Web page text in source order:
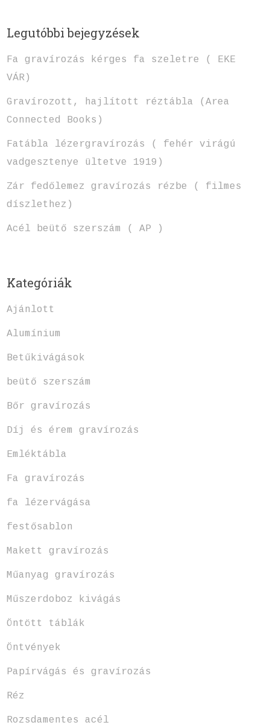
Legutóbbi bejegyzések
Fa gravírozás kérges fa szeletre ( EKE
VÁR)
Gravírozott, hajlított réztábla (Area
Connected Books)
Fatábla lézergravírozás ( fehér virágú
vadgesztenye ültetve 1919)
Zár fedőlemez gravírozás rézbe ( filmes
díszlethez)
Acél beütő szerszám ( AP )
Kategóriák
Ajánlott
Alumínium
Betűkivágások
beütő szerszám
Bőr gravírozás
Díj és érem gravírozás
Emléktábla
Fa gravírozás
fa lézervágása
festősablon
Makett gravírozás
Műanyag gravírozás
Műszerdoboz kivágás
Öntött táblák
Öntvények
Papírvágás és gravírozás
Réz
Rozsdamentes acél